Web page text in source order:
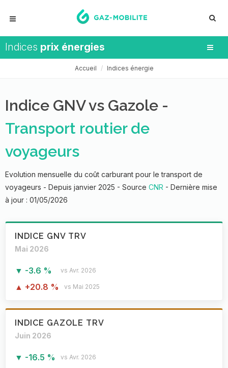
Indices prix énergies
Accueil Indices énergie
Indice GNV vs Gazole -
Transport routier de
voyageurs
Evolution mensuelle du coût carburant pour le transport de
voyageurs - Depuis janvier 2025 - Source CNR - Dernière mise
à jour : 01/05/2026
INDICE GNV TRV
Mai 2026
▼ -3.6 % vs Avr. 2026
▲ +20.8 % vs Mai 2025
INDICE GAZOLE TRV
Juin 2026
▼ -16.5 % vs Avr. 2026